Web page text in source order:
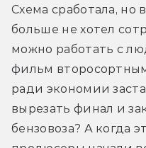
Схема сработала,
больше не хотел
можно работать с
фильм
ради экономии
вырезать финал и
бензовоза? А когда